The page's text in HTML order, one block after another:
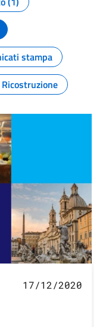
stampa
17/12/2020